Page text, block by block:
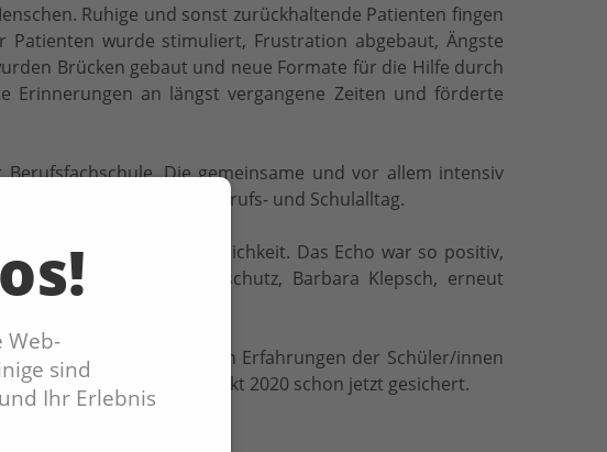
Ruhige und sonst zurückhaltende Patienten fingen
Patienten wurde stimuliert, Frustration abgebaut, Ängste
Brücken gebaut und neue Formate für die Hilfe durch
Erinnerungen an längst vergangene Zeiten und förderte
Die gemeinsame und vor allem intensiv
Erfahrungen im Berufs- und Schulalltag.
das erste Mal der Öffentlichkeit. Das Echo war so positiv,
und Verbraucherschutz, Barbara Klepsch, erneut
der sehr positiven Erfahrungen der Schüler/innen
ist das Folgeprojekt 2020 schon jetzt gesichert.
Web-
sind
Ihr Erlebnis